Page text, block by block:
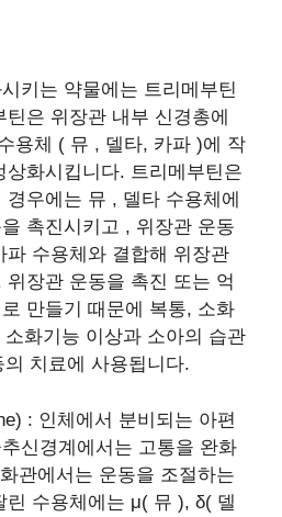
키는 약물에는 트리메부틴
은 위장관 내부 신경총에
용체 ( 뮤 , 델타, 카파 )에 작
화시킵니다. 트리메부틴은
우에는 뮤 , 델타 수용체에
촉진시키고 , 위장관 운동
파 수용체와 결합해 위장관
장관 운동을 촉진 또는 억
만들기 때문에 복통, 소화
화기능 이상과 소아의 습관
치료에 사용됩니다.
: 인체에서 분비되는 아편
신경계에서는 고통을 완화
관에서는 운동을 조절하는
린 수용체에는 μ( 뮤 ), δ( 델